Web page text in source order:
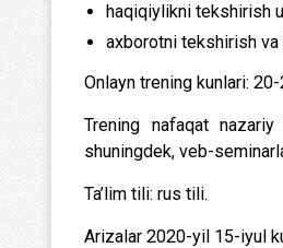
haqiqiylikni tekshirish
axborotni tekshirish
Onlayn trening kunlari:
Trening nafaqat
shuningdek, veb-
Ta’lim tili: rus tili.
Arizalar 2020-yil 15-iyul